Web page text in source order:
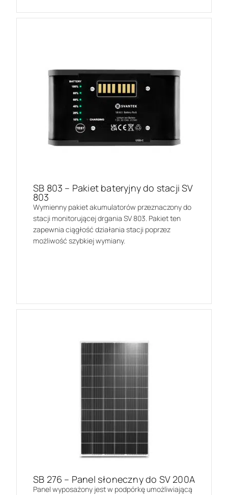
SB 803 – Pakiet bateryjny do stacji SV
803
Wymienny pakiet akumulatorów przeznaczony do
stacji monitorującej drgania SV 803. Pakiet ten
zapewnia ciągłość działania stacji poprzez
możliwość szybkiej wymiany.
SB 276 – Panel słoneczny do SV 200A
Panel wyposażony jest w podpórkę umożliwiającą